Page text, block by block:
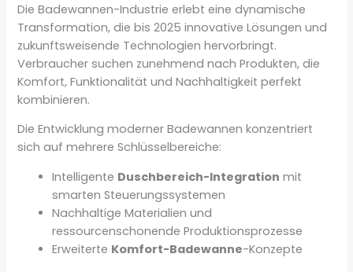
Die Badewannen-Industrie erlebt eine dynamische
Transformation, die bis 2025 innovative Lösungen und
zukunftsweisende Technologien hervorbringt.
Verbraucher suchen zunehmend nach Produkten, die
Komfort, Funktionalität und Nachhaltigkeit perfekt
kombinieren.
Die Entwicklung moderner Badewannen konzentriert
sich auf mehrere Schlüsselbereiche:
Intelligente Duschbereich-Integration mit
smarten Steuerungssystemen
Nachhaltige Materialien und
ressourcenschonende Produktionsprozesse
Erweiterte Komfort-Badewanne-Konzepte